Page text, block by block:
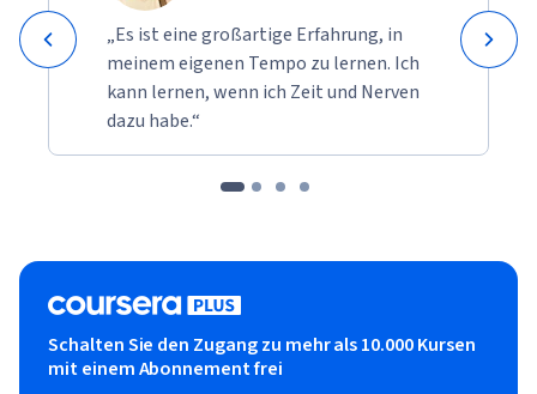
„Es ist eine großartige Erfahrung, in
meinem eigenen Tempo zu lernen. Ich
kann lernen, wenn ich Zeit und Nerven
dazu habe.“
Schalten Sie den Zugang zu mehr als 10.000 Kursen
mit einem Abonnement frei